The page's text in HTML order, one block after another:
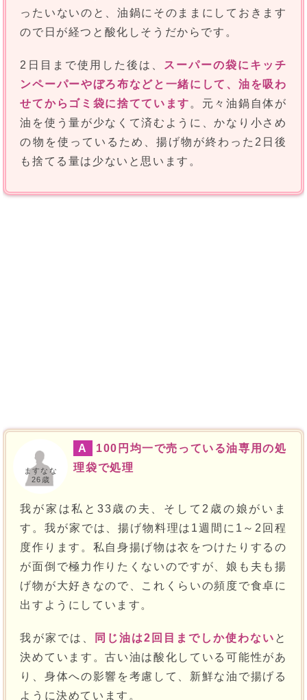
ったいないのと、油鍋にそのままにしておきます
ので日が経つと酸化しそうだからです。
2日目まで使用した後は、
スーパーの袋にキッチ
ンペーパーやぼろ布などと一緒にして、油を吸わ
せてからゴミ袋に捨てています 。元々油鍋自体が
油を使う量が少なくて済むように、かなり小さめ
の物を使っているため、揚げ物が終わった2日後
も捨てる量は少ないと思います。
ますなな
26歳
A
100円均一で売っている油専用の処
理袋で処理
我が家は私と33歳の夫、そして2歳の娘がいま
す。我が家では、揚げ物料理は1週間に1～2回程
度作ります。私自身揚げ物は衣をつけたりするの
が面倒で極力作りたくないのですが、娘も夫も揚
げ物が大好きなので、これくらいの頻度で食卓に
出すようにしています。
我が家では、 同じ油は2回目までしか使わない と
決めています。古い油は酸化している可能性があ
り、身体への影響を考慮して、新鮮な油で揚げる
ように決めています。